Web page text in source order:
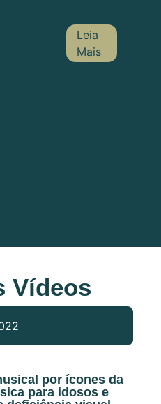
Leia
Mais
Vídeos
por ícones da
para idosos e